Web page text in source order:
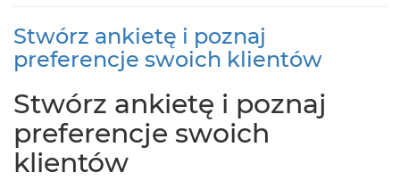
Stwórz ankietę i poznaj
preferencje swoich klientów
Stwórz ankietę i poznaj
preferencje swoich
klientów